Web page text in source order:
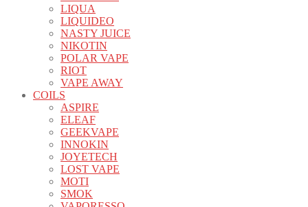
LIQUA
LIQUIDEO
NASTY JUICE
NIKOTIN
POLAR VAPE
RIOT
VAPE AWAY
COILS
ASPIRE
ELEAF
GEEKVAPE
INNOKIN
JOYETECH
LOST VAPE
MOTI
SMOK